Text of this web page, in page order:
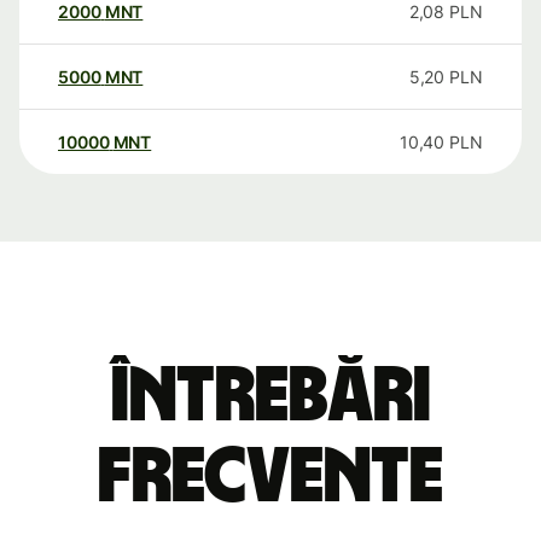
2000 MNT 2,08 PLN
5000 MNT 5,20 PLN
10000 MNT 10,40 PLN
Întrebări
frecvente